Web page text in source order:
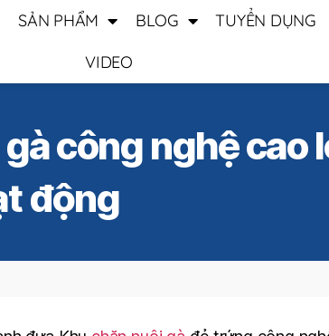
SẢN PHẨM BLOG TUYỂN DỤNG
VIDEO
công nghệ cao
động